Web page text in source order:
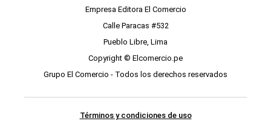
Empresa Editora El Comercio
Calle Paracas #532
Pueblo Libre, Lima
Copyright © Elcomercio.pe
Grupo El Comercio - Todos los derechos reservados
Términos y condiciones de uso